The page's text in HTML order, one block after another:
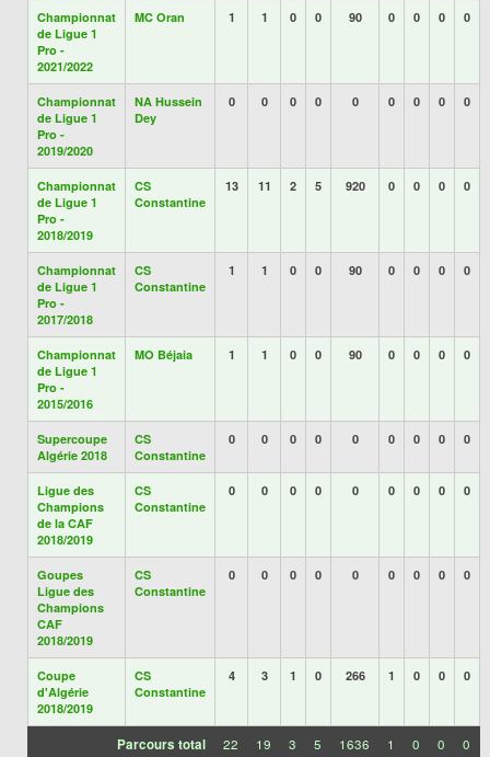
Championnat
de Ligue 1
Pro -
2021/2022
MC Oran 1 1 0 0 90 0 0 0 0
Championnat
de Ligue 1
Pro -
2019/2020
NA Hussein
Dey
0 0 0 0 0 0 0 0 0
Championnat
de Ligue 1
Pro -
2018/2019
CS
Constantine
13 11 2 5 920 0 0 0 0
Championnat
de Ligue 1
Pro -
2017/2018
CS
Constantine
1 1 0 0 90 0 0 0 0
Championnat
de Ligue 1
Pro -
2015/2016
MO Béjaia 1 1 0 0 90 0 0 0 0
Supercoupe
Algérie 2018
CS
Constantine
0 0 0 0 0 0 0 0 0
Ligue des
Champions
de la CAF
2018/2019
CS
Constantine
0 0 0 0 0 0 0 0 0
Goupes
Ligue des
Champions
CAF
2018/2019
CS
Constantine
0 0 0 0 0 0 0 0 0
Coupe
d'Algérie
2018/2019
CS
Constantine
4 3 1 0 266 1 0 0 0
Parcours total 22 19 3 5 1636 1 0 0 0